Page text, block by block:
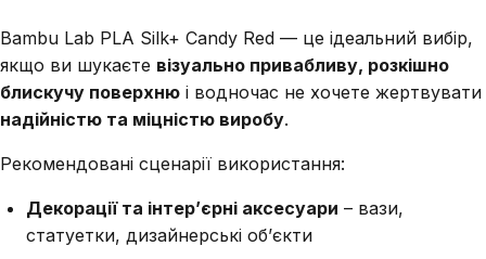
Bambu Lab PLA Silk+ Candy Red — це ідеальний вибір,
якщо ви шукаєте візуально привабливу, розкішно
блискучу поверхню і водночас не хочете жертвувати
надійністю та міцністю виробу.
Рекомендовані сценарії використання:
Декорації та інтер’єрні аксесуари – вази,
статуетки, дизайнерські об’єкти